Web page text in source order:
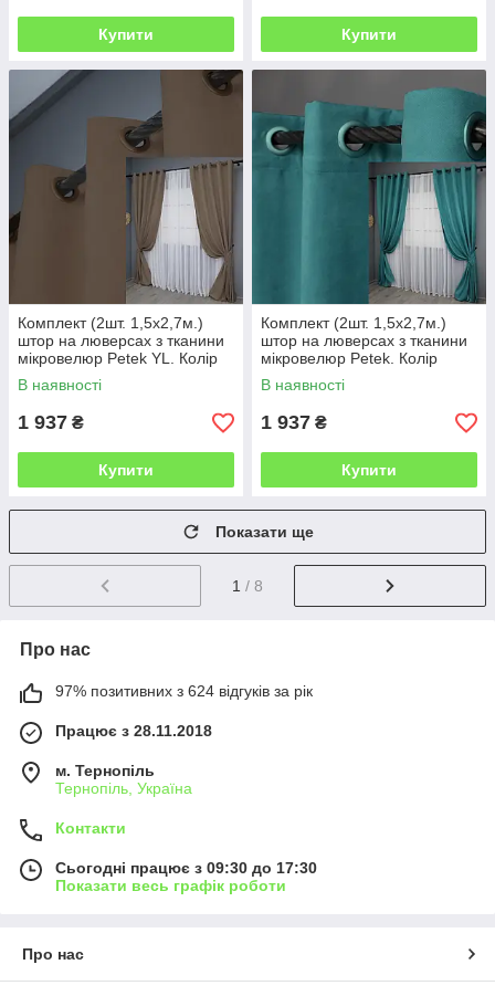
Купити Купити
Комплект (2шт. 1,5х2,7м.)
штор на люверсах з тканини
мікровелюр Petek YL. Колір
коричневий. Код 1802ш 37-
0268
В наявності
1 937 ₴
Купити
Комплект (2шт. 1,5х2,7м.)
штор на люверсах з тканини
мікровелюр Petek. Колір
бірюзовий. Код 1492ш 37-
0167
В наявності
1 937 ₴
Купити
Показати ще
1 / 8
Про нас
97% позитивних з 624 відгуків за рік
Працює з 28.11.2018
м. Тернопіль
Тернопіль, Україна
Контакти
Сьогодні працює з 09:30 до 17:30
Показати весь графік роботи
Про нас